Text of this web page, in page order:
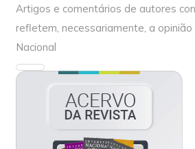
Artigos e comentários de autores
refletem, necessariamente, a
Nacional